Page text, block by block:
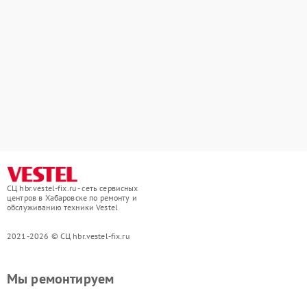
СЦ hbr.vestel-fix.ru - сеть сервисных
центров в Хабаровске по ремонту и
обслуживанию техники Vestel
2021-2026 © СЦ hbr.vestel-fix.ru
Мы ремонтируем